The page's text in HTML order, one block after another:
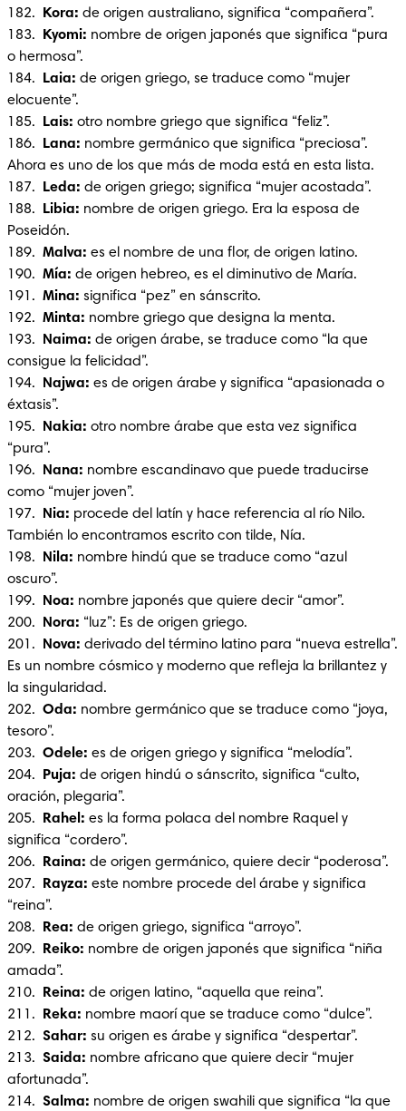
182.
Kora: de origen australiano, significa “compañera”.
183.
Kyomi: nombre de origen japonés que significa “pura
o hermosa”.
184.
Laia: de origen griego, se traduce como “mujer
elocuente”.
185.
Lais: otro nombre griego que significa “feliz”.
186.
Lana: nombre germánico que significa “preciosa”.
Ahora es uno de los que más de moda está en esta lista.
187.
Leda: de origen griego; significa “mujer acostada”.
188.
Libia: nombre de origen griego. Era la esposa de
Poseidón.
189. Malva: es el nombre de una flor, de origen latino.
190. Mía: de origen hebreo, es el diminutivo de María.
191. Mina: significa “pez” en sánscrito.
192. Minta: nombre griego que designa la menta.
193.
Naima: de origen árabe, se traduce como “la que
consigue la felicidad”.
194.
Najwa: es de origen árabe y significa “apasionada o
éxtasis”.
195.
Nakia: otro nombre árabe que esta vez significa
“pura”.
196.
Nana: nombre escandinavo que puede traducirse
como “mujer joven”.
197.
Nia: procede del latín y hace referencia al río Nilo.
También lo encontramos escrito con tilde, Nía.
198.
Nila: nombre hindú que se traduce como “azul
oscuro”.
199.
Noa: nombre japonés que quiere decir “amor”.
200.
Nora: “luz”: Es de origen griego.
201.
Nova: derivado del término latino para “nueva estrella”.
Es un nombre cósmico y moderno que refleja la brillantez y
la singularidad.
202. Oda: nombre germánico que se traduce como “joya,
tesoro”.
203. Odele: es de origen griego y significa “melodía”.
204.
Puja: de origen hindú o sánscrito, significa “culto,
oración, plegaria”.
205.
Rahel: es la forma polaca del nombre Raquel y
significa “cordero”.
206.
Raina: de origen germánico, quiere decir “poderosa”.
207.
Rayza: este nombre procede del árabe y significa
“reina”.
208.
Rea: de origen griego, significa “arroyo”.
209.
Reiko: nombre de origen japonés que significa “niña
amada”.
210.
Reina: de origen latino, “aquella que reina”.
211.
Reka: nombre maorí que se traduce como “dulce”.
212. Sahar: su origen es árabe y significa “despertar”.
213. Saida: nombre africano que quiere decir “mujer
afortunada”.
214. Salma: nombre de origen swahili que significa “la que